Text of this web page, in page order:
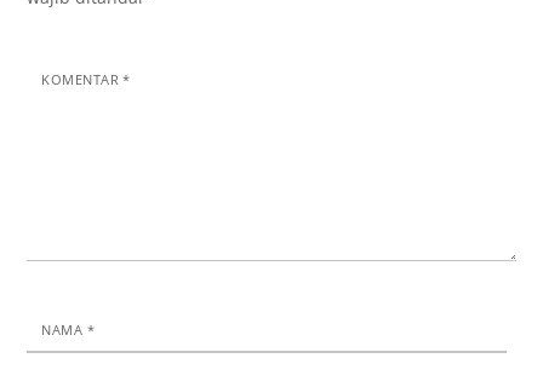
KOMENTAR*
NAMA *